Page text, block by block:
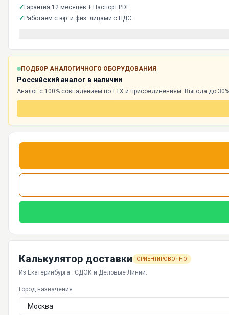
✓ Гарантия 12 месяцев + Паспорт PDF
✓ Работаем с юр. и физ. лицами с НДС
ПОДБОР АНАЛОГИЧНОГО ОБОРУДОВАНИЯ
Российский аналог в наличии
Аналог с 100% совпадением по ТТХ и присоединениям. Выгода до
Калькулятор доставки ОРИЕНТИРОВОЧНО
Из Екатеринбурга · СДЭК и Деловые Линии.
Город назначения